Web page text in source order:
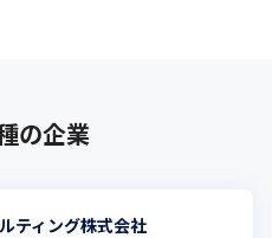
の企業
ティング株式会社